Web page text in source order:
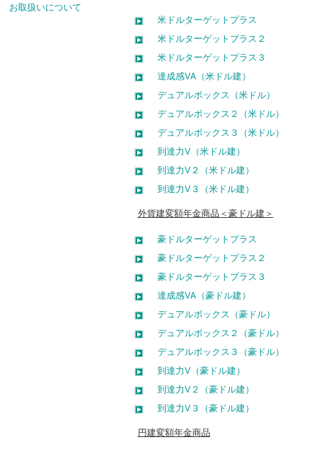
米ドルターゲットプラス
米ドルターゲットプラス２
米ドルターゲットプラス３
達成感VA（米ドル建）
デュアルボックス（米ドル）
デュアルボックス２（米ドル）
デュアルボックス３（米ドル）
到達力V（米ドル建）
到達力V２（米ドル建）
到達力V３（米ドル建）
外貨建変額年金商品＜豪ドル建＞
豪ドルターゲットプラス
豪ドルターゲットプラス２
豪ドルターゲットプラス３
達成感VA（豪ドル建）
デュアルボックス（豪ドル）
デュアルボックス２（豪ドル）
デュアルボックス３（豪ドル）
到達力V（豪ドル建）
到達力V２（豪ドル建）
到達力V３（豪ドル建）
円建変額年金商品
お取扱いについて